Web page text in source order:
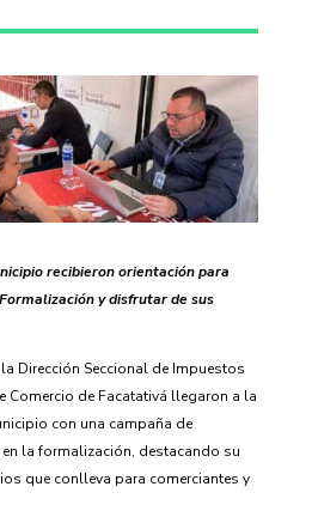
recibieron orientación para
y disfrutar de sus
Dirección Seccional de Impuestos
Comercio de Facatativá llegaron a la
con una campaña de
la formalización, destacando su
que conlleva para comerciantes y